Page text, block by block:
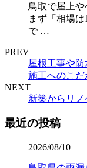
鳥取で屋上や
まず「相場
で …
PREV
屋根工事や
施工へのこだ
NEXT
新築からリ
最近の投稿
2026/08/10